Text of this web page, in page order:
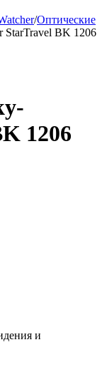
/Оптические
StarTravel BK 1206
1206
и